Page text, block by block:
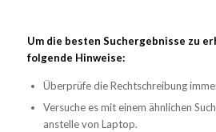
Um die besten Suchergebnisse zu
folgende Hinweise:
Überprüfe die Rechtschreibung
Versuche es mit einem ähnlichen
anstelle von Laptop.